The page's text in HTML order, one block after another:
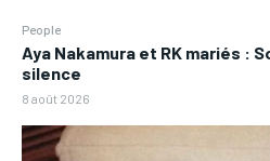
People
Aya Nakamura et RK mariés :
silence
8 août 2026